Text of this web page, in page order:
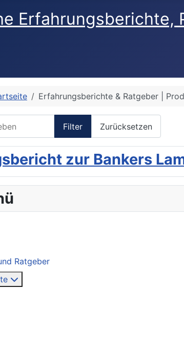
Erfahrungsberichte,
Erfahrungsberichte & Ratgeber |
Filter Zurücksetzen
zur Bankers
Ratgeber